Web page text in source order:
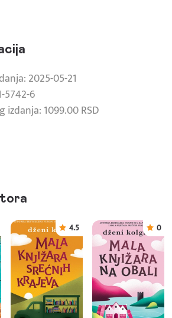
2025-05-21
5742-6
izdanja: 1099.00 RSD
4.5 0